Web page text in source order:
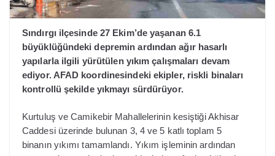
Sındırgı ilçesinde 27 Ekim’de yaşanan 6.1
büyüklüğündeki depremin ardından ağır hasarlı
yapılarla ilgili yürütülen yıkım çalışmaları devam
ediyor. AFAD koordinesindeki ekipler, riskli binaları
kontrollü şekilde yıkmayı sürdürüyor.
Kurtuluş ve Camikebir Mahallelerinin kesiştiği Akhisar
Caddesi üzerinde bulunan 3, 4 ve 5 katlı toplam 5
binanın yıkımı tamamlandı. Yıkım işleminin ardından